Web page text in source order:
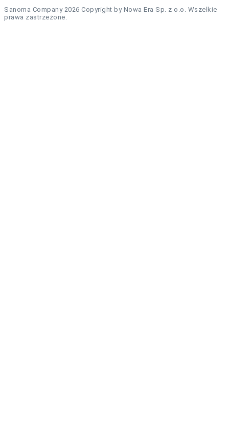
Sanoma Company 2026 Copyright by Nowa Era Sp. z o.o. Wszelkie
prawa zastrzeżone.